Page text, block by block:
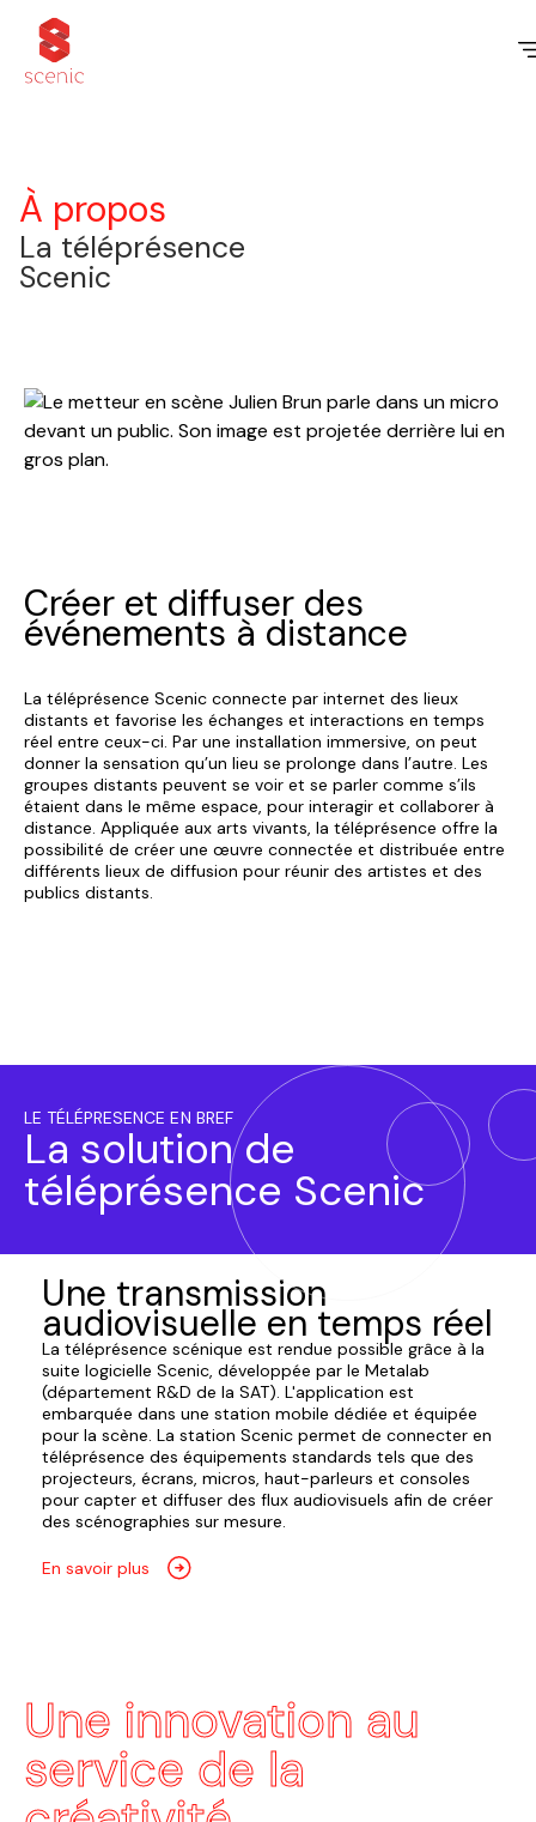
À propos
La téléprésence
Scenic
Créer et diffuser des
événements à distance
La téléprésence Scenic connecte par internet des lieux
distants et favorise les échanges et interactions en temps
réel entre ceux-ci. Par une installation immersive, on peut
donner la sensation qu’un lieu se prolonge dans l’autre. Les
groupes distants peuvent se voir et se parler comme s’ils
étaient dans le même espace, pour interagir et collaborer à
distance. Appliquée aux arts vivants, la téléprésence offre la
possibilité de créer une œuvre connectée et distribuée entre
différents lieux de diffusion pour réunir des artistes et des
publics distants.
LE TÉLÉPRESENCE EN BREF
La solution de
téléprésence Scenic
Une transmission
audiovisuelle en temps réel
La téléprésence scénique est rendue possible grâce à la
suite logicielle Scenic, développée par le Metalab
(département R&D de la SAT). L'application est
embarquée dans une station mobile dédiée et équipée
pour la scène. La station Scenic permet de connecter en
téléprésence des équipements standards tels que des
projecteurs, écrans, micros, haut-parleurs et consoles
pour capter et diffuser des flux audiovisuels afin de créer
des scénographies sur mesure.
En savoir plus
Une innovation au
service de la